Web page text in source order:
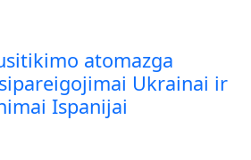
atomazga
Ukrainai ir
Ispanijai